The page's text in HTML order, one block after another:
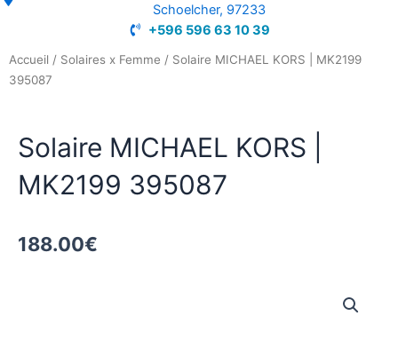
Schoelcher, 97233
+596 596 63 10 39
Accueil / Solaires x Femme / Solaire MICHAEL KORS | MK2199
395087
Solaire MICHAEL KORS |
MK2199 395087
188.00€